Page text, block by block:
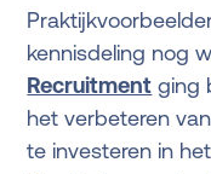
kennisdeling nog
Recruitment ging
het verbeteren
te investeren in